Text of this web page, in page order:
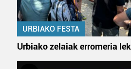
neurtzeko, jendeari buruzko
produktuak garatzeko. Zure
erabiltzen dituen hauta dezakezu.
Bazkide batzuek ez dizute
interes komertzial legitimoetan
URBIAKO FESTA
Urbiako zelaiak erromeria